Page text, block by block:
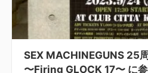
SEX MACHINEGUNS 25
〜Firing GLOCK 17〜 に参